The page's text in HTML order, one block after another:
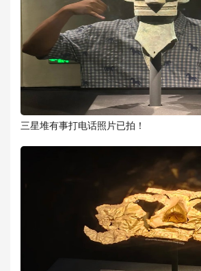
三星堆有事打电话照片已拍！